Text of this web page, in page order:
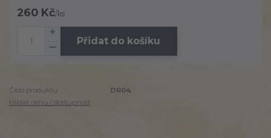
260 Kč/ks
Přidat do košíku
Číslo produktu:
DR04
Hlídat cenu / dostupnost